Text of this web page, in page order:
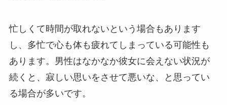
忙しくて時間が取れないという場合もあります
し、多忙で心も体も疲れてしまっている可能性も
あります。男性はなかなか彼女に会えない状況が
続くと、寂しい思いをさせて悪いな、と思ってい
る場合が多いです。